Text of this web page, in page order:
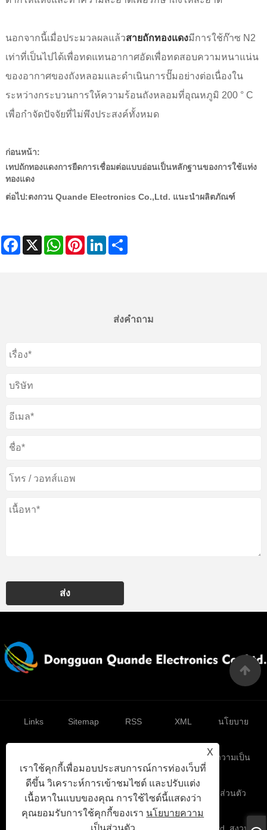
นอกจากนี้เมื่อประมวลผลแล้วสายถักทองแดงมีการใช้ก๊าซ N2
เท่าที่เป็นไปได้เพื่อทดแทนอากาศอัดเพื่อทดสอบความหนาแน่น
ของอากาศของถังหลอมและดำเนินการปั๊มอย่างต่อเนื่องใน
ระหว่างกระบวนการให้ความร้อนถังหลอมที่อุณหภูมิ 200 ° C
เพื่อกำจัดปัจจัยที่ไม่พึงประสงค์ทั้งหมด
ก่อนหน้า:
เทปถักทองแดงการยืดการเชื่อมต่อแบบอ่อนเป็นหลักฐานของการใช้แท่ง
ทองแดง
ต่อไป:ตงกวน Quande Electronics Co.,Ltd. แนะนำผลิตภัณฑ์
Facebook
X WhatsAppPinterestLinkedIn
ส่งคำถาม
ส่ง
X
เราใช้คุกกี้เพื่อมอบประสบการณ์การท่องเว็บที่
ดีขึ้น วิเคราะห์การเข้าชมไซต์ และปรับแต่ง
เนื้อหาในแบบของคุณ การใช้ไซต์นี้แสดงว่า
คุณยอมรับการใช้คุกกี้ของเรา นโยบายความ
เป็นส่วนตัว
Links Sitemap RSS XML นโยบาย
ความเป็น
ส่วนตัว
ลิขสิทธิ์© 2025 Dongguan Quande Electronics Co. , Ltd. สงวน